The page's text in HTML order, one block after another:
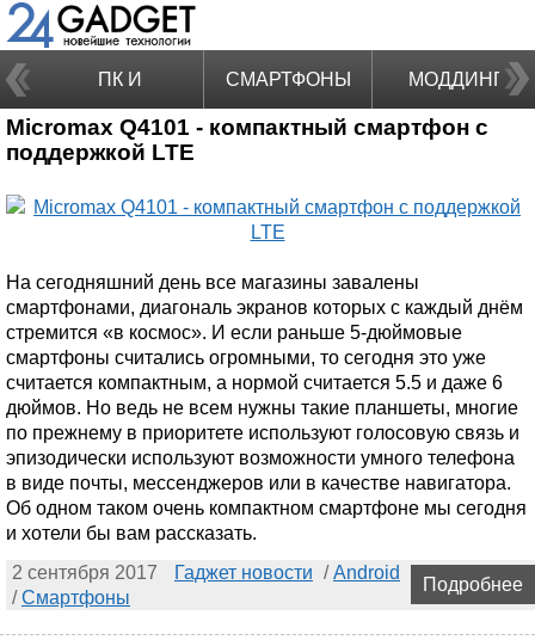
ПК И
НОУТБУКИ
СМАРТФОНЫ МОДДИНГ
Micromax Q4101 - компактный смартфон с
поддержкой LTE
На сегодняшний день все магазины завалены
смартфонами, диагональ экранов которых с каждый днём
стремится «в космос». И если раньше 5-дюймовые
смартфоны считались огромными, то сегодня это уже
считается компактным, а нормой считается 5.5 и даже 6
дюймов. Но ведь не всем нужны такие планшеты, многие
по прежнему в приоритете используют голосовую связь и
эпизодически используют возможности умного телефона
в виде почты, мессенджеров или в качестве навигатора.
Об одном таком очень компактном смартфоне мы сегодня
и хотели бы вам рассказать.
2 сентября 2017
Гаджет новости /Android
/Смартфоны
Подробнее